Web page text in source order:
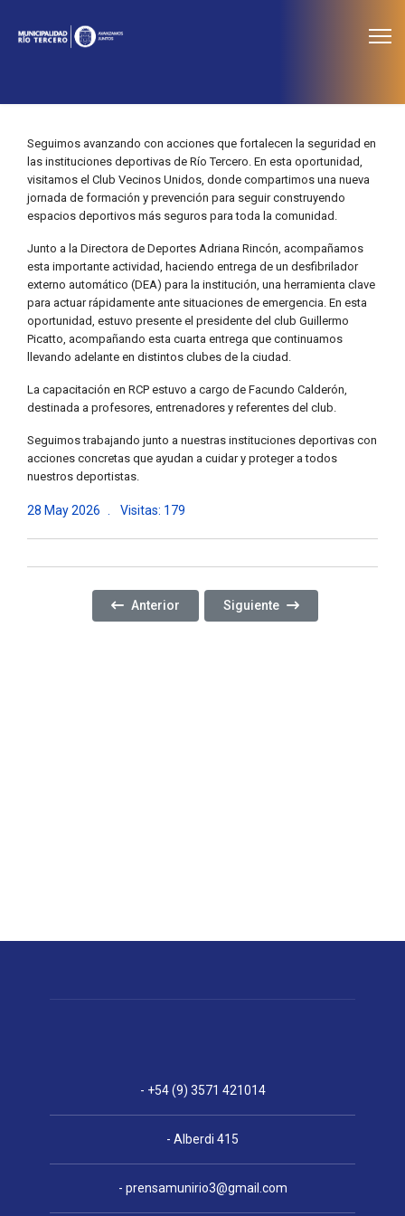
Seguimos avanzando con acciones que fortalecen la seguridad en
las instituciones deportivas de Río Tercero. En esta oportunidad,
visitamos el Club Vecinos Unidos, donde compartimos una nueva
jornada de formación y prevención para seguir construyendo
espacios deportivos más seguros para toda la comunidad.
Junto a la Directora de Deportes Adriana Rincón, acompañamos
esta importante actividad, haciendo entrega de un desfibrilador
externo automático (DEA) para la institución, una herramienta clave
para actuar rápidamente ante situaciones de emergencia. En esta
oportunidad, estuvo presente el presidente del club Guillermo
Picatto, acompañando esta cuarta entrega que continuamos
llevando adelante en distintos clubes de la ciudad.
La capacitación en RCP estuvo a cargo de Facundo Calderón,
destinada a profesores, entrenadores y referentes del club.
Seguimos trabajando junto a nuestras instituciones deportivas con
acciones concretas que ayudan a cuidar y proteger a todos
nuestros deportistas.
28 May 2026 Visitas: 179
Artículo Anterior: CONTINUAMOS PROMOVIENDO
Anterior Artículo Siguiente:
Siguiente
- +54 (9) 3571 421014
- Alberdi 415
- prensamunirio3@gmail.com